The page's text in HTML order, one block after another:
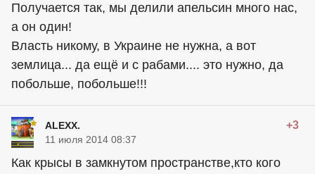
Получается так, мы делили апельсин много нас,
а он один!
Власть никому, в Украине не нужна, а вот
землица... да ещё и с рабами.... это нужно, да
побольше, побольше!!!
ALEXX. +3
11 июля 2014 08:37
Как крысы в замкнутом пространстве,кто кого